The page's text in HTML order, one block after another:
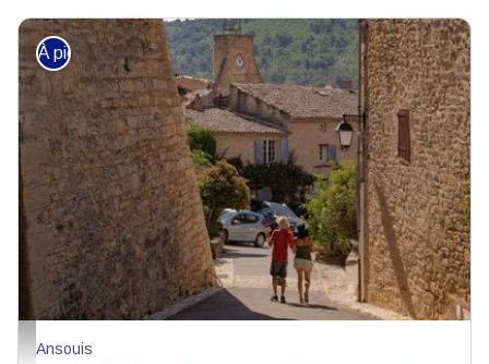
Ruelles d'Ansouis - ©Alain Hocquel - VPA
À pied
Ansouis